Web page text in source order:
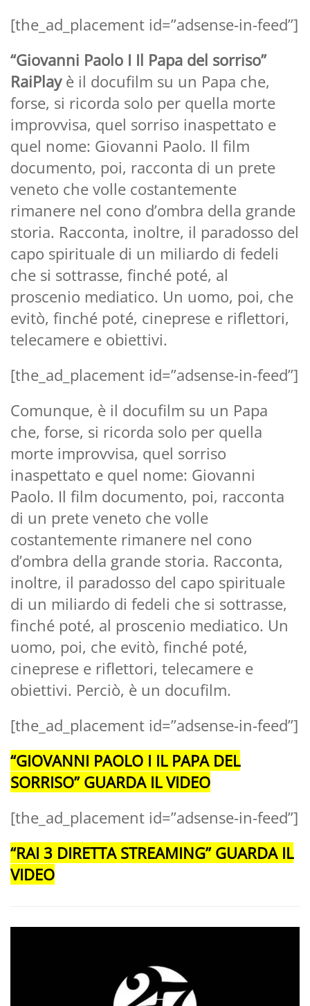
[the_ad_placement id=”adsense-in-feed”]
“Giovanni Paolo I Il Papa del sorriso”
RaiPlayè il docufilm su un Papa che,
forse, si ricorda solo per quella morte
improvvisa, quel sorriso inaspettato e
quel nome: Giovanni Paolo. Il film
documento, poi, racconta di un prete
veneto che volle costantemente
rimanere nel cono d’ombra della grande
storia. Racconta, inoltre, il paradosso del
capo spirituale di un miliardo di fedeli
che si sottrasse, finché poté, al
proscenio mediatico. Un uomo, poi, che
evitò, finché poté, cineprese e riflettori,
telecamere e obiettivi.
[the_ad_placement id=”adsense-in-feed”]
Comunque, è il docufilm su un Papa
che, forse, si ricorda solo per quella
morte improvvisa, quel sorriso
inaspettato e quel nome: Giovanni
Paolo. Il film documento, poi, racconta
di un prete veneto che volle
costantemente rimanere nel cono
d’ombra della grande storia. Racconta,
inoltre, il paradosso del capo spirituale
di un miliardo di fedeli che si sottrasse,
finché poté, al proscenio mediatico. Un
uomo, poi, che evitò, finché poté,
cineprese e riflettori, telecamere e
obiettivi. Perciò, è un docufilm.
[the_ad_placement id=”adsense-in-feed”]
“GIOVANNI PAOLO I IL PAPA DEL
SORRISO” GUARDA IL VIDEO
[the_ad_placement id=”adsense-in-feed”]
“RAI 3 DIRETTA STREAMING” GUARDA IL
VIDEO